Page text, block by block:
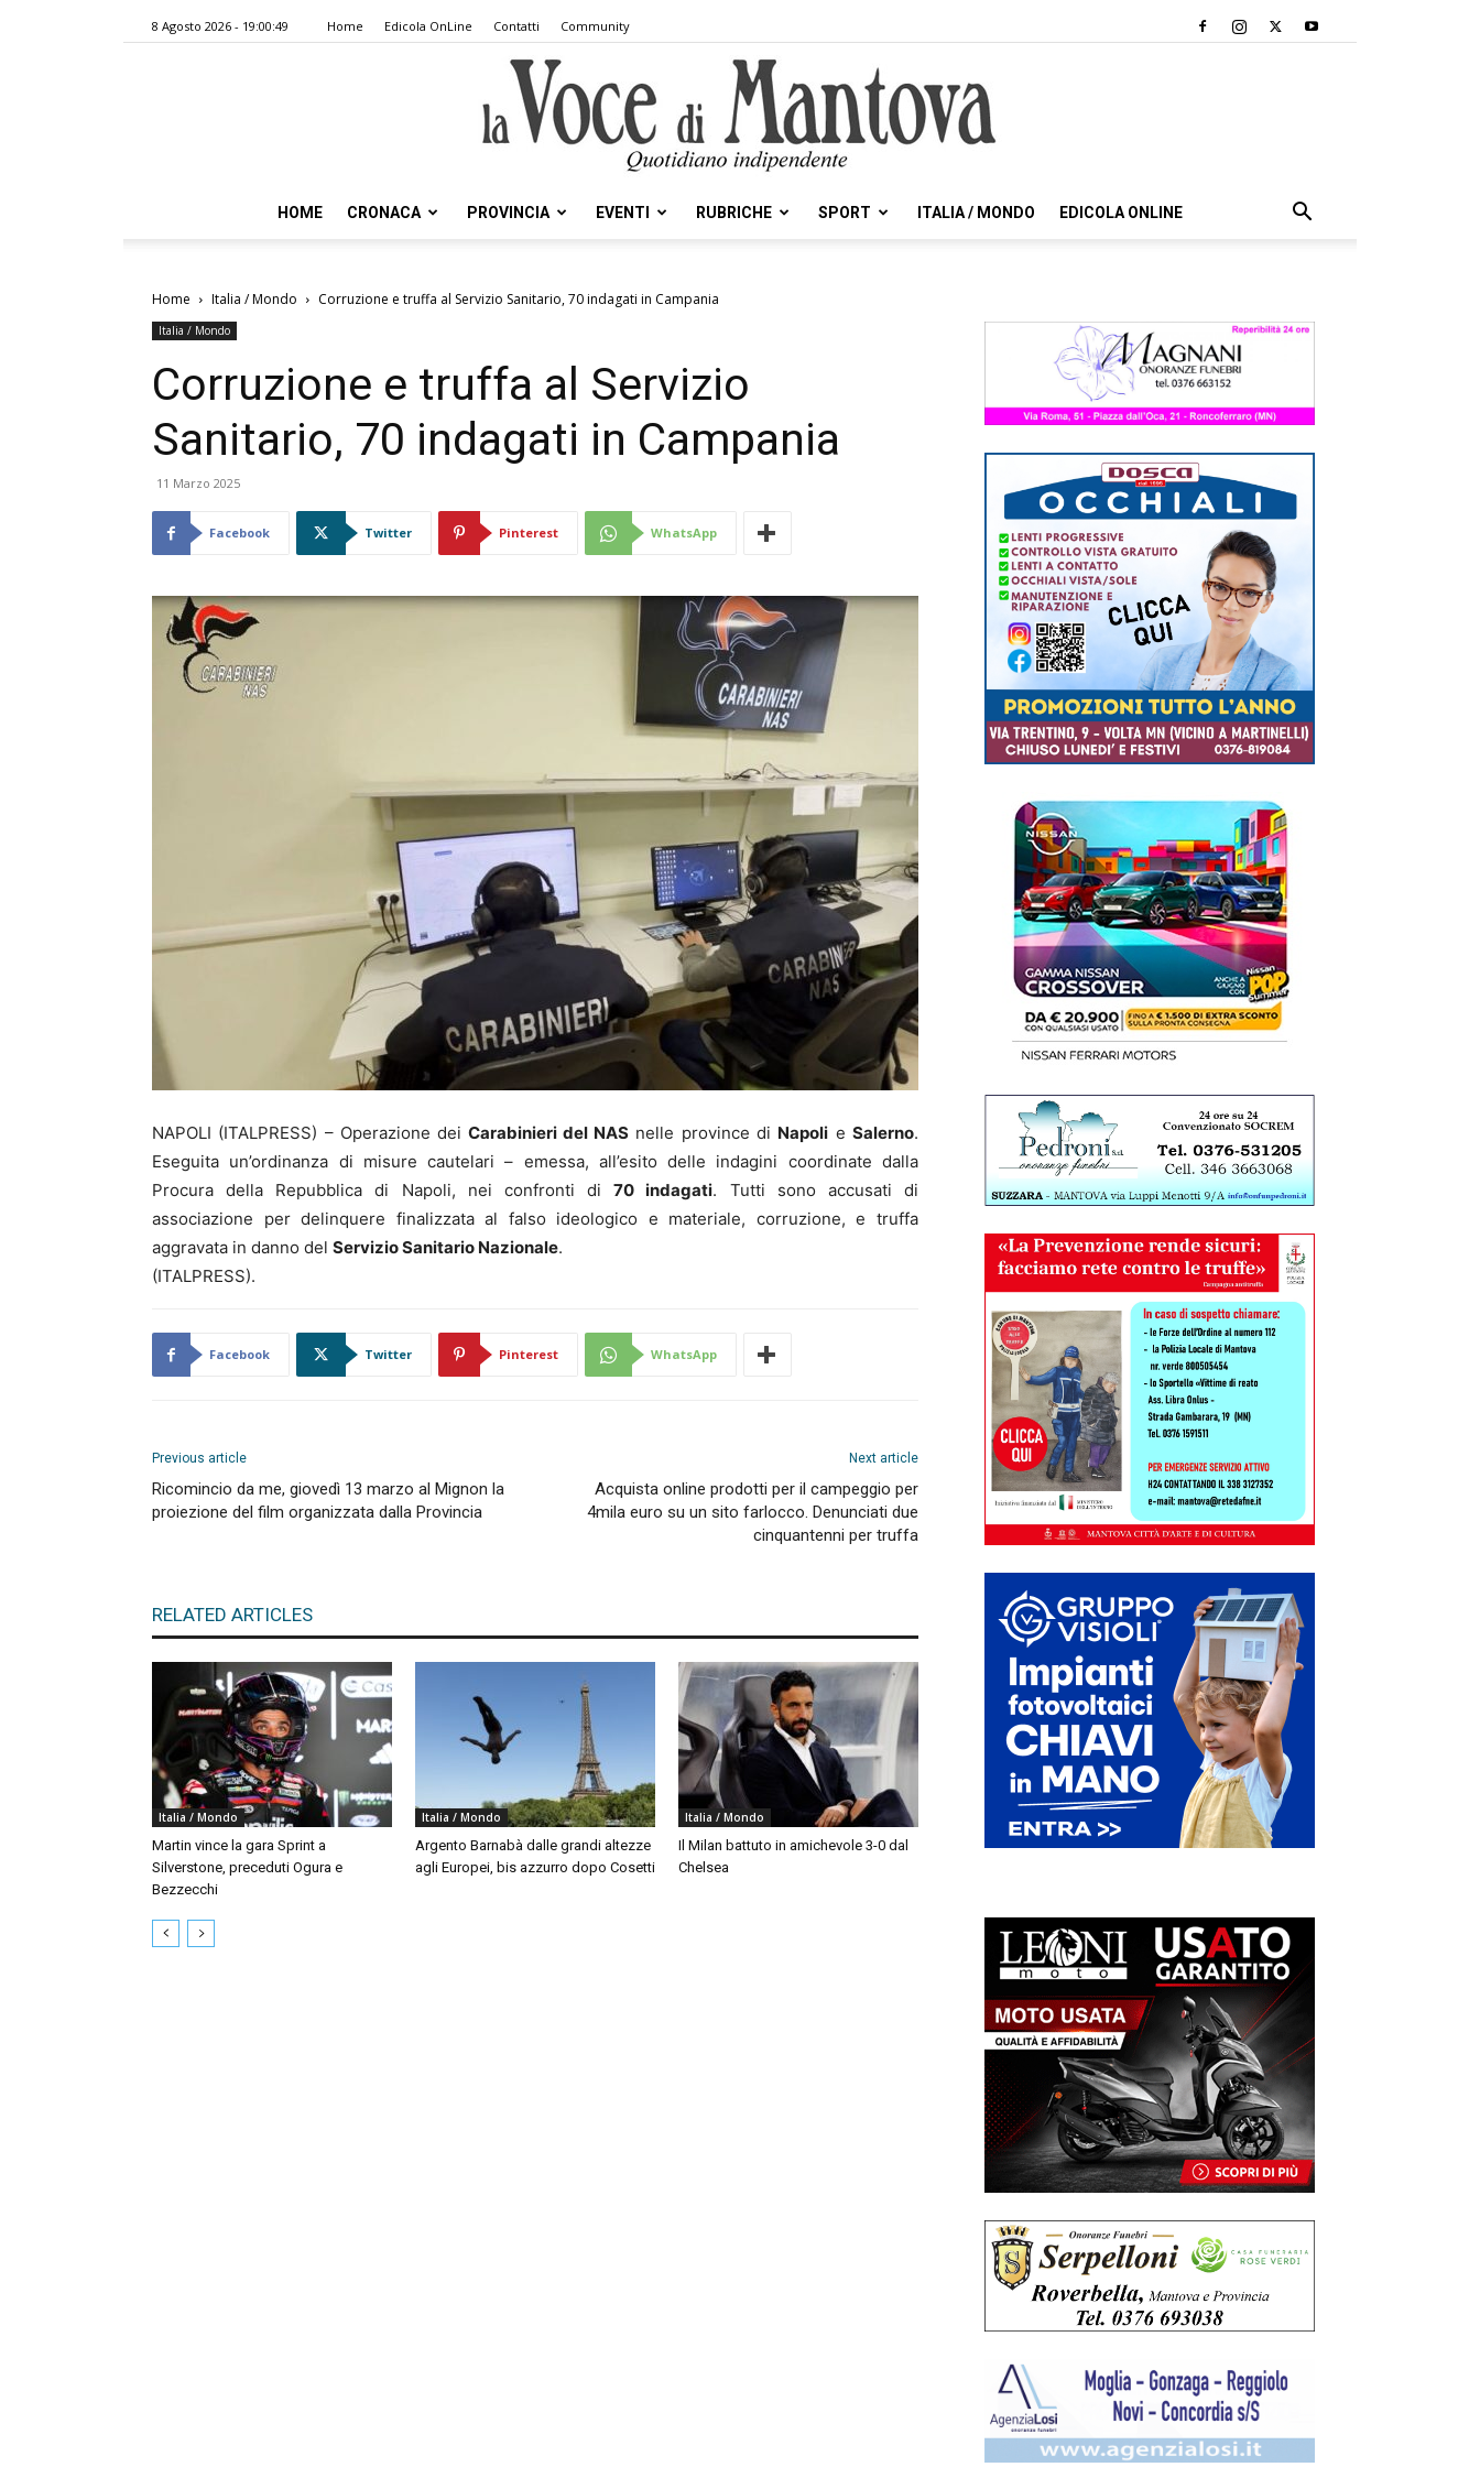
8 Agosto 2026 - 19:00:49 Home Edicola OnLine Contatti Community
Voce
Mantova
HOME CRONACA PROVINCIA EVENTI RUBRICHE SPORT ITALIA / MONDO EDICOLA ONLINE
Home Italia / Mondo Corruzione e truffa al Servizio Sanitario, 70 indagati in Campania
Italia / Mondo
Corruzione e truffa al Servizio
Sanitario, 70 indagati in Campania
11 Marzo 2025
Facebook Twitter Pinterest WhatsApp
NAPOLI (ITALPRESS) – Operazione dei Carabinieri del NAS nelle province di Napoli eSalerno.
Eseguita un’ordinanza di misure cautelari – emessa, all’esito delle indagini coordinate dalla
Procura della Repubblica di Napoli, nei confronti di70 indagati. Tutti sono accusati di
associazione per delinquere finalizzata al falso ideologico e materiale, corruzione, e truffa
aggravata in danno del Servizio Sanitario Nazionale.
(ITALPRESS).
Facebook Twitter Pinterest WhatsApp
Previous article
Ricomincio da me, giovedì 13 marzo al Mignon la
proiezione del film organizzata dalla Provincia
Next article
Acquista online prodotti per il campeggio per
4mila euro su un sito farlocco. Denunciati due
cinquantenni per truffa
RELATED ARTICLES
Italia / Mondo
Martin vince la gara Sprint a
Silverstone, preceduti Ogura e
Bezzecchi
Italia / Mondo
Argento Barnabà dalle grandi altezze
agli Europei, bis azzurro dopo Cosetti
Italia / Mondo
Il Milan battuto in amichevole 3-0 dal
Chelsea